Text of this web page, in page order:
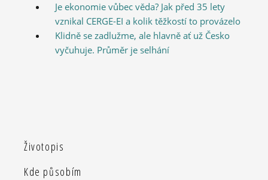
Je ekonomie vůbec věda? Jak před 35 lety
vznikal CERGE-EI a kolik těžkostí to provázelo
Klidně se zadlužme, ale hlavně ať už Česko
vyčuhuje. Průměr je selhání
Životopis
Kde působím